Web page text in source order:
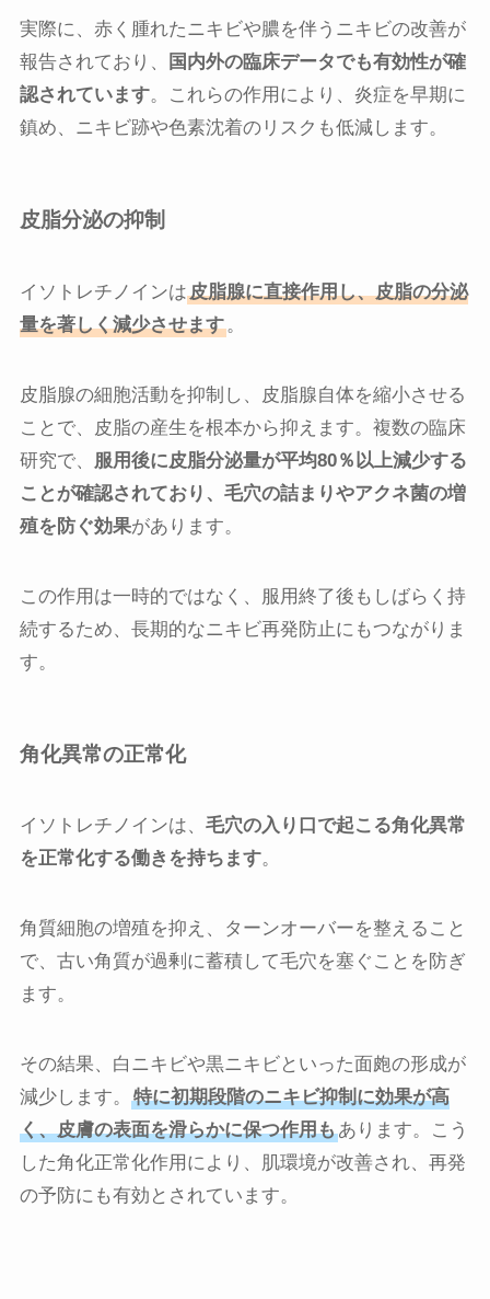
実際に、赤く腫れたニキビや膿を伴うニキビの改善が
報告されており、
国内外の臨床データでも有効性が確
認されています。これらの作用により、炎症を早期に
鎮め、ニキビ跡や色素沈着のリスクも低減します。
皮脂分泌の抑制
イソトレチノインは皮脂腺に直接作用し、皮脂の分泌
量を著しく減少させます。
皮脂腺の細胞活動を抑制し、皮脂腺自体を縮小させる
ことで、皮脂の産生を根本から抑えます。複数の臨床
研究で、
服用後に皮脂分泌量が平均80％以上減少する
ことが確認されており、毛穴の詰まりやアクネ菌の増
殖を防ぐ効果があります。
この作用は一時的ではなく、服用終了後もしばらく持
続するため、長期的なニキビ再発防止にもつながりま
す。
角化異常の正常化
イソトレチノインは、 毛穴の入り口で起こる角化異常
を正常化する働きを持ちます。
角質細胞の増殖を抑え、ターンオーバーを整えること
で、古い角質が過剰に蓄積して毛穴を塞ぐことを防ぎ
ます。
その結果、白ニキビや黒ニキビといった面皰の形成が
減少します。
特に初期段階のニキビ抑制に効果が高
く、皮膚の表面を滑らかに保つ作用もあります。こう
した角化正常化作用により、肌環境が改善され、再発
の予防にも有効とされています。